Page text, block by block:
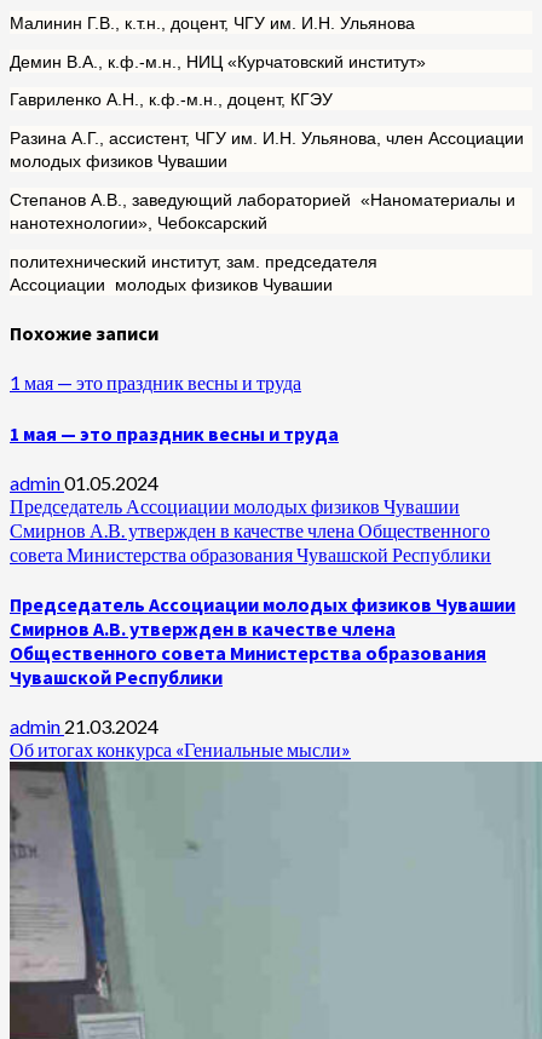
Малинин Г.В., к.т.н., доцент, ЧГУ им. И.Н. Ульянова
Демин В.А., к.ф.-м.н., НИЦ «Курчатовский институт»
Гавриленко А.Н., к.ф.-м.н., доцент, КГЭУ
Разина А.Г., ассистент, ЧГУ им. И.Н. Ульянова, член Ассоциации
молодых физиков Чувашии
Степанов А.В., заведующий лабораторией «Наноматериалы и
нанотехнологии», Чебоксарский
политехнический институт, зам. председателя
Ассоциации молодых физиков Чувашии
Похожие записи
1 мая — это праздник весны и труда
1 мая — это праздник весны и труда
admin01.05.2024
Председатель Ассоциации молодых физиков Чувашии
Смирнов А.В. утвержден в качестве члена Общественного
совета Министерства образования Чувашской Республики
Председатель Ассоциации молодых физиков Чувашии
Смирнов А.В. утвержден в качестве члена
Общественного совета Министерства образования
Чувашской Республики
admin 21.03.2024
Об итогах конкурса «Гениальные мысли»